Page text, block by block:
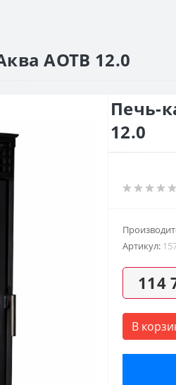
АОТВ 12.0
Печь-
12.0
Артикул:
114
В